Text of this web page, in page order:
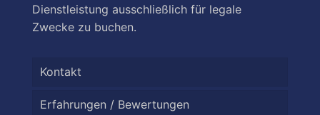
Dienstleistung ausschließlich für legale
Zwecke zu buchen.
Kontakt
Erfahrungen / Bewertungen